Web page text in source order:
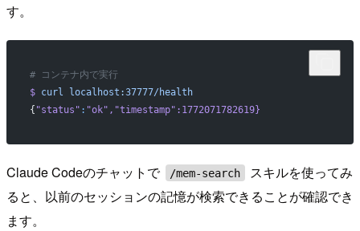
す。
# コンテナ内で実行
$ curl
localhost:37777/health
{ "status" : "ok" , "timestamp" :1772071782619}
Claude Codeのチャットで /mem-search
スキルを使ってみ
ると、以前のセッションの記憶が検索できることが確認でき
ます。